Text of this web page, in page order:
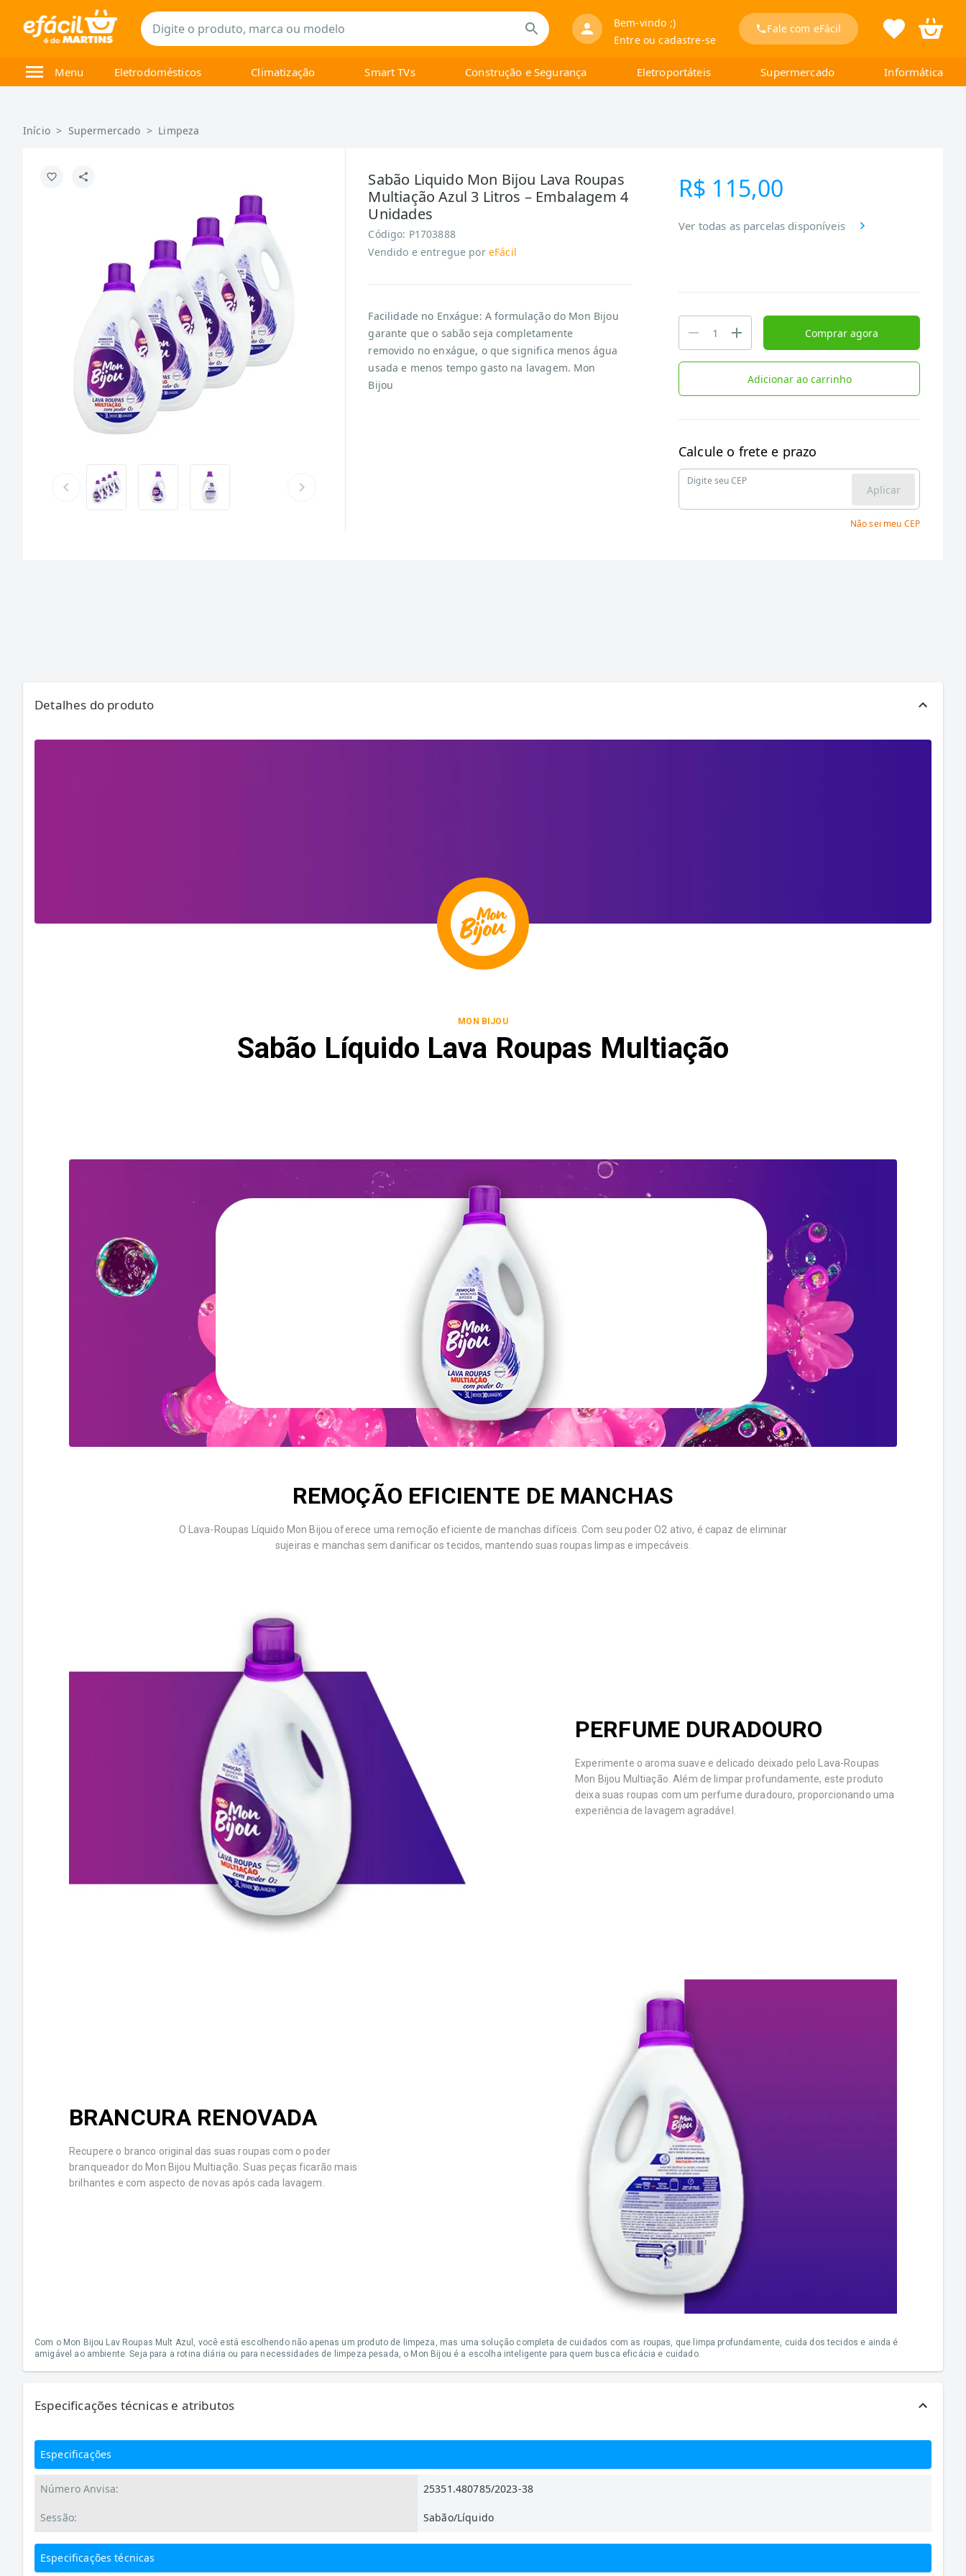
Bem-vindo ;)
Entre ou cadastre-se
Fale com eFácil
Menu Eletrodomésticos Climatização Smart TVs Construção e Segurança Eletroportáteis Supermercado Informática
Início > Supermercado > Limpeza
Sabão Liquido Mon Bijou Lava Roupas
Multiação Azul 3 Litros – Embalagem 4
Unidades
Código: P1703888
Vendido e entregue por eFácil
Facilidade no Enxágue: A formulação do Mon Bijou
garante que o sabão seja completamente
removido no enxágue, o que significa menos água
usada e menos tempo gasto na lavagem. Mon
Bijou
R$ 115,00
Ver todas as parcelas disponíveis
Comprar agora
Adicionar ao carrinho
Calcule o frete e prazo
Digite seu CEP
Aplicar
Não sei meu CEP
Detalhes do produto
MON BIJOU
Sabão Líquido Lava Roupas Multiação
REMOÇÃO EFICIENTE DE MANCHAS
O Lava-Roupas Líquido Mon Bijou oferece uma remoção eficiente de manchas difíceis. Com seu poder O2 ativo, é capaz de eliminar
sujeiras e manchas sem danificar os tecidos, mantendo suas roupas limpas e impecáveis.
PERFUME DURADOURO
Experimente o aroma suave e delicado deixado pelo Lava-Roupas
Mon Bijou Multiação. Além de limpar profundamente, este produto
deixa suas roupas com um perfume duradouro, proporcionando uma
experiência de lavagem agradável.
BRANCURA RENOVADA
Recupere o branco original das suas roupas com o poder
branqueador do Mon Bijou Multiação. Suas peças ficarão mais
brilhantes e com aspecto de novas após cada lavagem.
Com o Mon Bijou Lav Roupas Mult Azul, você está escolhendo não apenas um produto de limpeza, mas uma solução completa de cuidados com as roupas, que limpa profundamente, cuida dos tecidos e ainda é
amigável ao ambiente. Seja para a rotina diária ou para necessidades de limpeza pesada, o Mon Bijou é a escolha inteligente para quem busca eficácia e cuidado.
Especificações técnicas e atributos
Especificações
Número Anvisa: 25351.480785/2023-38
Sessão: Sabão/Líquido
Especificações técnicas